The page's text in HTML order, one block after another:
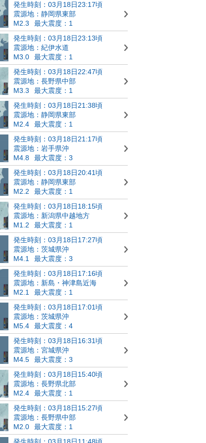
発生時刻：03月18日23:17頃
震源地：静岡県東部
M2.3
最大震度：1
発生時刻：03月18日23:13頃
震源地：紀伊水道
M3.0
最大震度：1
発生時刻：03月18日22:47頃
震源地：長野県中部
M3.3
最大震度：1
発生時刻：03月18日21:38頃
震源地：静岡県東部
M2.4
最大震度：1
発生時刻：03月18日21:17頃
震源地：岩手県沖
M4.8
最大震度：3
発生時刻：03月18日20:41頃
震源地：静岡県東部
M2.2
最大震度：1
発生時刻：03月18日18:15頃
震源地：新潟県中越地方
M1.2
最大震度：1
発生時刻：03月18日17:27頃
震源地：茨城県沖
M4.1
最大震度：3
発生時刻：03月18日17:16頃
震源地：新島・神津島近海
M2.1
最大震度：1
発生時刻：03月18日17:01頃
震源地：茨城県沖
M5.4
最大震度：4
発生時刻：03月18日16:31頃
震源地：宮城県沖
M4.5
最大震度：3
発生時刻：03月18日15:40頃
震源地：長野県北部
M2.4
最大震度：1
発生時刻：03月18日15:27頃
震源地：長野県中部
M2.0
最大震度：1
発生時刻：03月18日11:48頃